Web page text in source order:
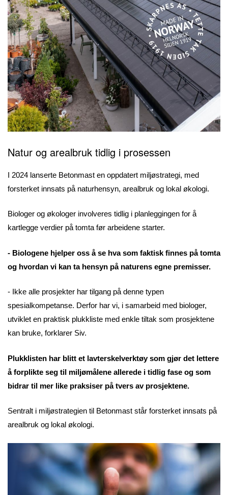
Natur og arealbruk tidlig i prosessen
I 2024 lanserte Betonmast en oppdatert miljøstrategi, med
forsterket innsats på naturhensyn, arealbruk og lokal økologi.
Biologer og økologer involveres tidlig i planleggingen for å
kartlegge verdier på tomta før arbeidene starter.
- Biologene hjelper oss å se hva som faktisk finnes på tomta
og hvordan vi kan ta hensyn på naturens egne premisser.
- Ikke alle prosjekter har tilgang på denne typen
spesialkompetanse. Derfor har vi, i samarbeid med biologer,
utviklet en praktisk plukkliste med enkle tiltak som prosjektene
kan bruke, forklarer Siv.
Plukklisten har blitt et lavterskelverktøy som gjør det lettere
å forplikte seg til miljømålene allerede i tidlig fase og som
bidrar til mer like praksiser på tvers av prosjektene.
Sentralt i miljøstrategien til Betonmast står forsterket innsats på
arealbruk og lokal økologi.